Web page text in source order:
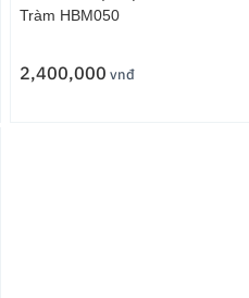
Tràm HBM050
2,400,000 vnđ